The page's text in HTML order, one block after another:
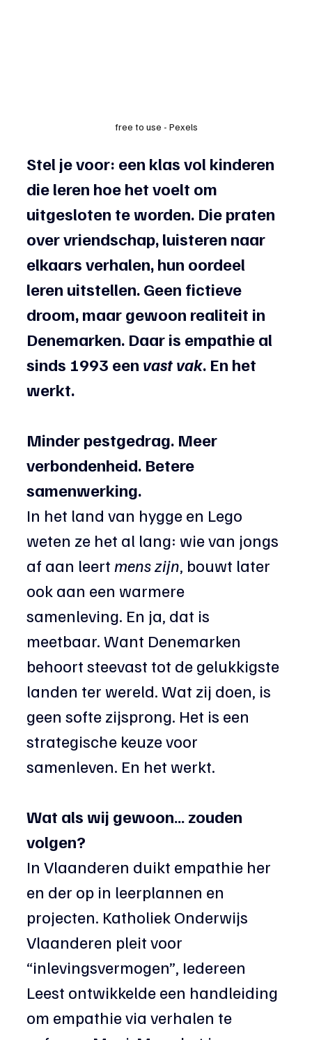
free to use - Pexels
Stel je voor: een klas vol kinderen
die leren hoe het voelt om
uitgesloten te worden. Die praten
over vriendschap, luisteren naar
elkaars verhalen, hun oordeel
leren uitstellen. Geen fictieve
droom, maar gewoon realiteit in
Denemarken. Daar is empathie al
sinds 1993 een vast vak. En het
werkt.
Minder pestgedrag. Meer
verbondenheid. Betere
samenwerking.
In het land van hygge en Lego
weten ze het al lang: wie van jongs
af aan leert mens zijn, bouwt later
ook aan een warmere
samenleving. En ja, dat is
meetbaar. Want Denemarken
behoort steevast tot de gelukkigste
landen ter wereld. Wat zij doen, is
geen softe zijsprong. Het is een
strategische keuze voor
samenleven. En het werkt.
Wat als wij gewoon… zouden
volgen?
In Vlaanderen duikt empathie her
en der op in leerplannen en
projecten. Katholiek Onderwijs
Vlaanderen pleit voor
“inlevingsvermogen”, Iedereen
Leest ontwikkelde een handleiding
om empathie via verhalen te